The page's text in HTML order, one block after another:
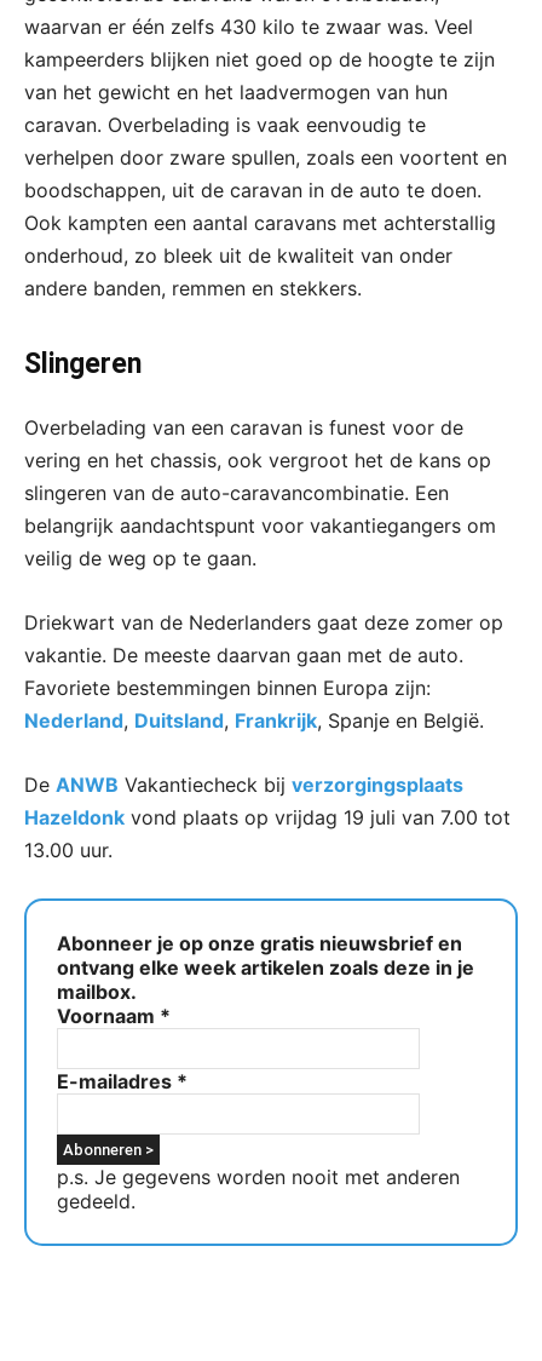
waarvan er één zelfs 430 kilo te zwaar was. Veel
kampeerders blijken niet goed op de hoogte te zijn
van het gewicht en het laadvermogen van hun
caravan. Overbelading is vaak eenvoudig te
verhelpen door zware spullen, zoals een voortent en
boodschappen, uit de caravan in de auto te doen.
Ook kampten een aantal caravans met achterstallig
onderhoud, zo bleek uit de kwaliteit van onder
andere banden, remmen en stekkers.
Slingeren
Overbelading van een caravan is funest voor de
vering en het chassis, ook vergroot het de kans op
slingeren van de auto-caravancombinatie. Een
belangrijk aandachtspunt voor vakantiegangers om
veilig de weg op te gaan.
Driekwart van de Nederlanders gaat deze zomer op
vakantie. De meeste daarvan gaan met de auto.
Favoriete bestemmingen binnen Europa zijn:
Nederland, Duitsland, Frankrijk, Spanje en België.
De ANWB Vakantiecheck bij verzorgingsplaats
Hazeldonk vond plaats op vrijdag 19 juli van 7.00 tot
13.00 uur.
Abonneer je op onze gratis nieuwsbrief en
ontvang elke week artikelen zoals deze in je
mailbox.
Voornaam *
E-mailadres *
p.s. Je gegevens worden nooit met anderen
gedeeld.